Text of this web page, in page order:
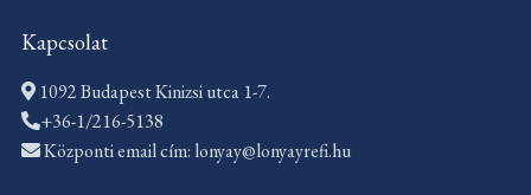
Kapcsolat
1092 Budapest Kinizsi utca 1-7.
+36-1/216-5138
Központi email cím: lonyay@lonyayrefi.hu